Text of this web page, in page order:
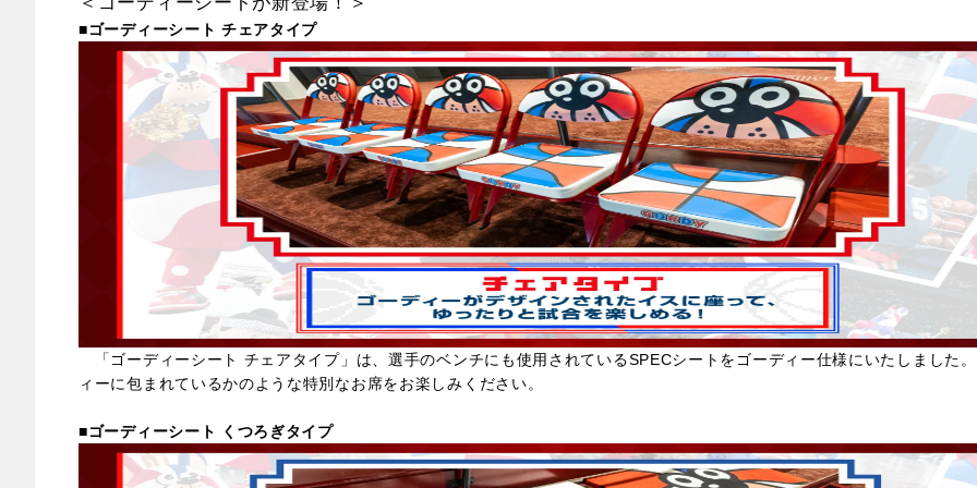
■ゴーディーシート チェアタイプ
「ゴーディーシート チェアタイプ」は、選手のベンチにも使用されているSPECシートをゴーディー仕様にいたしました
ィーに包まれているかのような特別なお席をお楽しみください。
■ゴーディーシート くつろぎタイプ